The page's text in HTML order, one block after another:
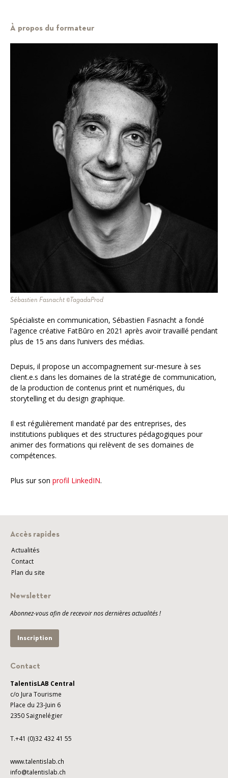
À propos du formateur
Sébastien Fasnacht ©TagadaProd
Spécialiste en communication, Sébastien Fasnacht a fondé
l'agence créative FatBūro en 2021 après avoir travaillé pendant
plus de 15 ans dans l’univers des médias.
Depuis, il propose un accompagnement sur-mesure à ses
client.e.s dans les domaines de la stratégie de communication,
de la production de contenus print et numériques, du
storytelling et du design graphique.
Il est régulièrement mandaté par des entreprises, des
institutions publiques et des structures pédagogiques pour
animer des formations qui relèvent de ses domaines de
compétences.
Plus sur son profil LinkedIN.
Accès rapides
Actualités
Contact
Plan du site
Newsletter
Abonnez-vous afin de recevoir nos dernières actualités !
Inscription
Contact
TalentisLAB Central
c/o Jura Tourisme
Place du 23-Juin 6
2350 Saignelégier
T.+41 (0)32 432 41 55
www.talentislab.ch
info@talentislab.ch